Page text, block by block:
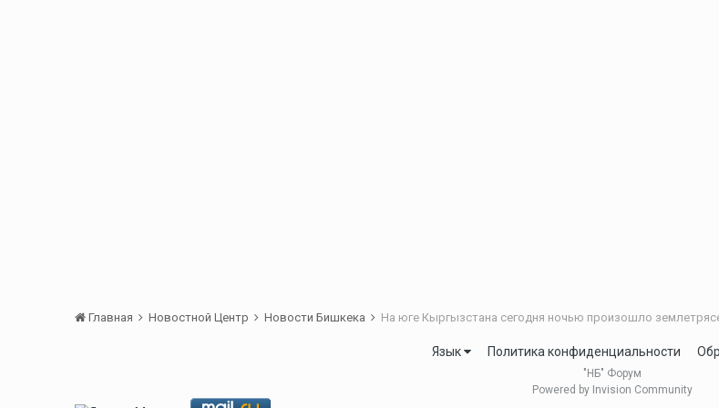
Главная Новостной Центр Новости Бишкека На юге Кыргызстана сегодня ночью произошло
Язык Политика конфиденциальности
"НБ" Форум
Powered by Invision Community